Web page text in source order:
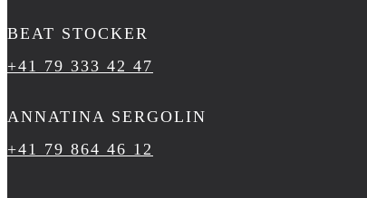
BEAT STOCKER
+41 79 333 42 47
ANNATINA SERGOLIN
+41 79 864 46 12